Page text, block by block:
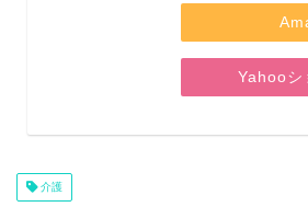
Yahooシ
介護